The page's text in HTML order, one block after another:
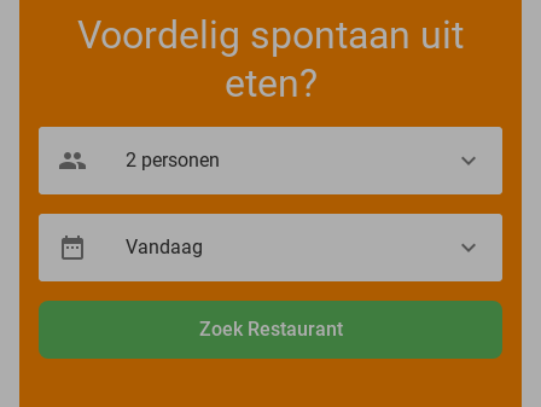
Voordelig spontaan uit
eten?
Zoek Restaurant